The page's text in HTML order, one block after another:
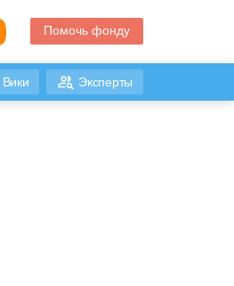
Помочь фонду
Вики Эксперты